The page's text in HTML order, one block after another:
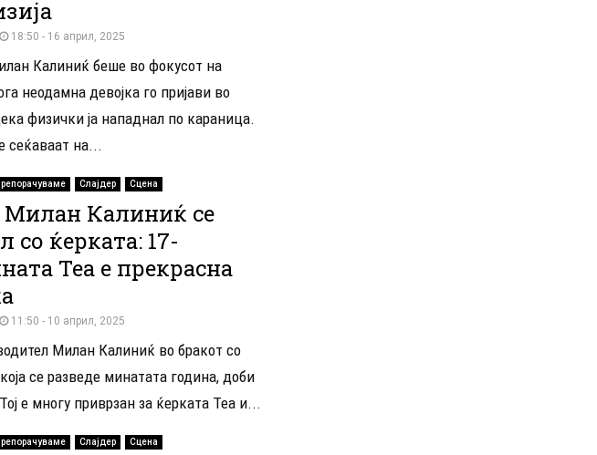
18:50 - 16 април, 2025
Калиниќ беше во фокусот на
неодамна девојка го пријави во
физички ја нападнал по караница.
сеќаваат на...
Слајдер Сцена
Милан Калиниќ се
со ќерката: 17-
Теа е прекрасна
11:50 - 10 април, 2025
Милан Калиниќ во бракот со
се разведе минатата година, доби
е многу приврзан за ќерката Теа и...
Слајдер Сцена